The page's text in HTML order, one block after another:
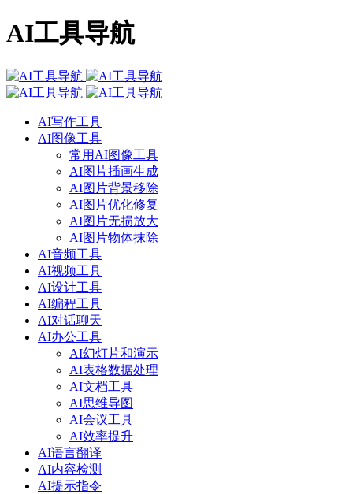
AI工具导航
AI写作工具
AI图像工具
常用AI图像工具
AI图片插画生成
AI图片背景移除
AI图片优化修复
AI图片无损放大
AI图片物体抹除
AI音频工具
AI视频工具
AI设计工具
AI编程工具
AI对话聊天
AI办公工具
AI幻灯片和演示
AI表格数据处理
AI文档工具
AI思维导图
AI会议工具
AI效率提升
AI语言翻译
AI内容检测
AI提示指令